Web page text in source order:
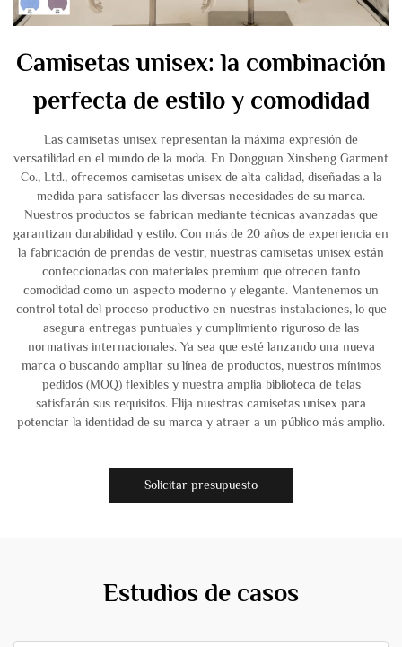
Camisetas unisex: la combinación
perfecta de estilo y comodidad
Las camisetas unisex representan la máxima expresión de
versatilidad en el mundo de la moda. En Dongguan Xinsheng Garment
Co., Ltd., ofrecemos camisetas unisex de alta calidad, diseñadas a la
medida para satisfacer las diversas necesidades de su marca.
Nuestros productos se fabrican mediante técnicas avanzadas que
garantizan durabilidad y estilo. Con más de 20 años de experiencia en
la fabricación de prendas de vestir, nuestras camisetas unisex están
confeccionadas con materiales premium que ofrecen tanto
comodidad como un aspecto moderno y elegante. Mantenemos un
control total del proceso productivo en nuestras instalaciones, lo que
asegura entregas puntuales y cumplimiento riguroso de las
normativas internacionales. Ya sea que esté lanzando una nueva
marca o buscando ampliar su línea de productos, nuestros mínimos
pedidos (MOQ) flexibles y nuestra amplia biblioteca de telas
satisfarán sus requisitos. Elija nuestras camisetas unisex para
potenciar la identidad de su marca y atraer a un público más amplio.
Solicitar presupuesto
Estudios de casos